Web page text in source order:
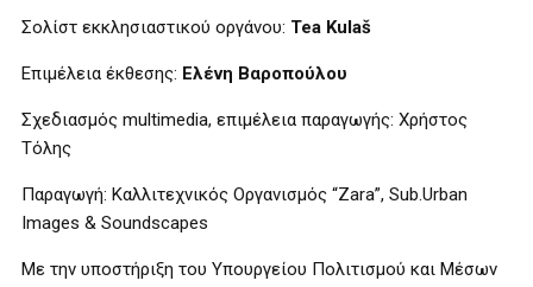
Σολίστ εκκλησιαστικού οργάνου: Tea Kulaš
Επιμέλεια έκθεσης: Ελένη Βαροπούλου
Σχεδιασμός multimedia, επιμέλεια παραγωγής: Χρήστος
Τόλης
Παραγωγή: Καλλιτεχνικός Οργανισμός “Zara”, Sub.Urban
Images & Soundscapes
Με την υποστήριξη του Υπουργείου Πολιτισμού και Μέσων